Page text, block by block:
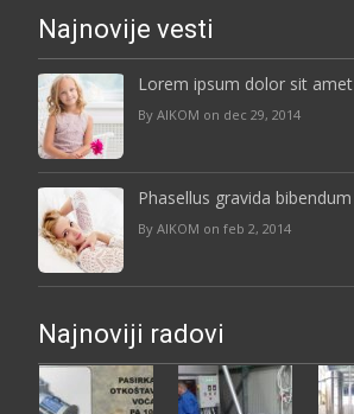
Najnovije vesti
Lorem ipsum dolor sit amet
By AIKOM on dec 29, 2014
Phasellus gravida bibendum
By AIKOM on feb 2, 2014
Najnoviji radovi